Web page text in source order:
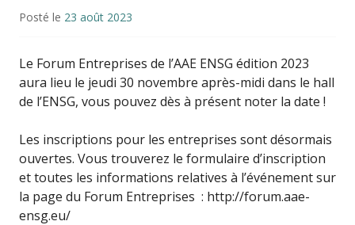
Posté le 23 août 2023
Le Forum Entreprises de l’AAE ENSG édition 2023
aura lieu le jeudi 30 novembre après-midi dans le hall
de l’ENSG, vous pouvez dès à présent noter la date !
Les inscriptions pour les entreprises sont désormais
ouvertes. Vous trouverez le formulaire d’inscription
et toutes les informations relatives à l’événement sur
la page du Forum Entreprises : http://forum.aae-
ensg.eu/